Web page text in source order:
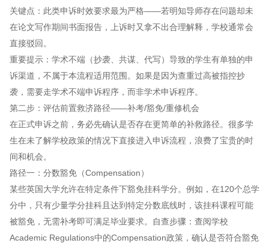
关键点：此类申诉时效要求最为严格——若明知导师存在问题却未
在论文写作期间书面报告，上诉时又拿不出合理解释，学校通常会
直接驳回。
重要提示：学术不端（抄袭、共谋、代写）导致的学生有单独的申
诉渠道，不属于本流程适用范围。如果是因为查重过高被指控抄
袭，需要走学术不端申诉程序，而非学术申诉程序。
第二步：评估前置救济路径——补考/豁免/重修机会
在正式申诉之前，务必先确认是否存在更简单的补救路径。很多学
生在未了解学校政策的情况下直接进入申诉流程，浪费了宝贵的时
间和机会。
路径一：分数豁免（Compensation）
某些英国大学允许在特定条件下豁免挂科学分。例如，在120个总学
分中，只有少量学分挂科且达到特定分数底线时，该挂科课程可能
被豁免，无需补考即可满足毕业要求。自查步骤：查阅学校
Academic Regulations中的Compensation政策，确认是否符合豁免